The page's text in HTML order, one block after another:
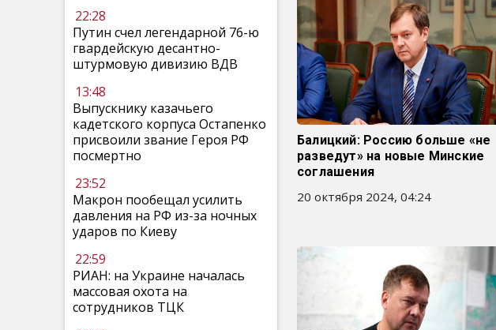
22:28
Путин счел легендарной 76-ю
гвардейскую десантно-
штурмовую дивизию ВДВ
13:48
Выпускнику казачьего
кадетского корпуса Остапенко
присвоили звание Героя РФ
посмертно
23:52
Макрон пообещал усилить
давления на РФ из-за ночных
ударов по Киеву
22:59
РИАН: на Украине началась
массовая охота на
сотрудников ТЦК
Балицкий: Россию больше «не
разведут» на новые Минские
соглашения
20 октября 2024, 04:24